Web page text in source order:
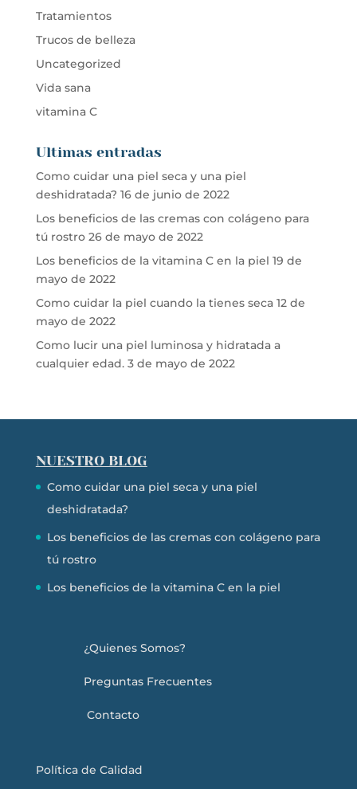
Tratamientos
Trucos de belleza
Uncategorized
Vida sana
vitamina C
Ultimas entradas
Como cuidar una piel seca y una piel
deshidratada? 16 de junio de 2022
Los beneficios de las cremas con colágeno para
tú rostro 26 de mayo de 2022
Los beneficios de la vitamina C en la piel 19 de
mayo de 2022
Como cuidar la piel cuando la tienes seca 12 de
mayo de 2022
Como lucir una piel luminosa y hidratada a
cualquier edad. 3 de mayo de 2022
NUESTRO BLOG
Como cuidar una piel seca y una piel
deshidratada?
Los beneficios de las cremas con colágeno para
tú rostro
Los beneficios de la vitamina C en la piel
¿Quienes Somos?
Preguntas Frecuentes
Contacto
Política de Calidad